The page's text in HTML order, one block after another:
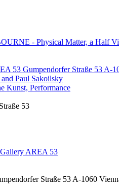
- Physical Matter, a Half
53 Gumpendorfer Straße 53 A-
Paul Sakoilsky
Kunst, Performance
53
AREA 53
Straße 53 A-1060